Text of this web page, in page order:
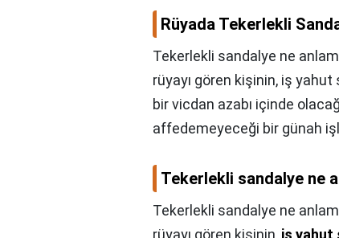
Rüyada Tekerlekli
Tekerlekli sandalye ne
rüyayı gören kişinin, iş
bir vicdan azabı içinde
affedemeyeceği bir günah
Tekerlekli sandalye ne
Tekerlekli sandalye ne
rüyayı gören kişinin, iş yahut